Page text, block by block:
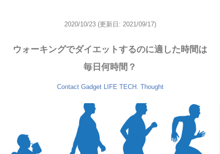
2020/10/23 (更新日: 2021/09/17)
ウォーキングでダイエットするのに適した時間は
毎日何時間？
Contact Gadget LIFE TECH. Thought